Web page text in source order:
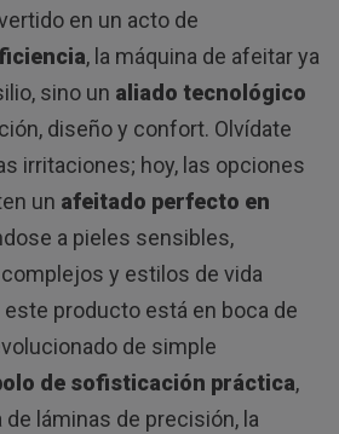
en un acto de
, la máquina de afeitar ya
sino un aliado tecnológico
diseño y confort. Olvídate
irritaciones; hoy, las opciones
un afeitado perfecto en
a pieles sensibles,
y estilos de vida
este producto está en boca de
de simple
de sofisticación práctica,
láminas de precisión, la